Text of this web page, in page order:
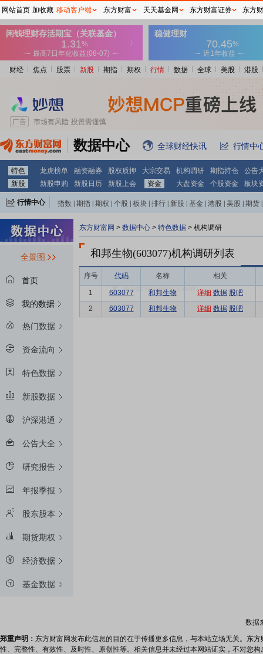
财经 焦点 股票 新股 期指 期权 行情 数据 全球 美股 港股
数据中心 全球财经快讯 行情中
特色 龙虎榜单 融资融券 股权质押 大宗交易 机构调研 期指持仓
公告
新股
新股申购 新股日历 新股上会 资金 大盘资金 个股资金 板块
行情中心 指数 期指 期权 个股 板块 排行 新股 基金 港股 美股 期货
全景图
首页
我的数据
热门数据
资金流向
特色数据
新股数据
沪深港通
公告大全
研究报告
年报季报
股东股本
期货期权
经济数据
基金数据
东方财富网 > 数据中心 > 特色数据 > 机构调研
和邦生物(603077)机构调研列表
序号 代码 名称 相关
1 603077 和邦生物 详细 数据 股吧
2
603077 和邦生物 详细 数据 股吧
数据
郑重声明： 东方财富网发布此信息的目的在于传播更多信息，与本站立场无关。东
性、完整性、有效性、及时性、原创性等。相关信息并未经过本网站证实，不对您
网站首页 加收藏 移动客户端 东方财富 天天基金网 东方财富证券 东方